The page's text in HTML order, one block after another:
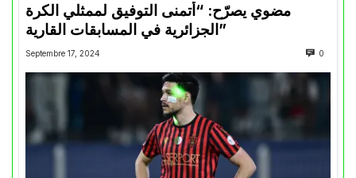
مضوي يصرّح: “أتمنى التوفيق لممثلي الكرة
الجزائرية في المسابقات القارية”
Septembre 17, 2024 0